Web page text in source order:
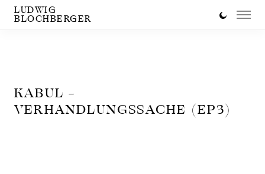
LUDWIG
BLOCHBERGER
KABUL –
VERHANDLUNGSSACHE (EP3)